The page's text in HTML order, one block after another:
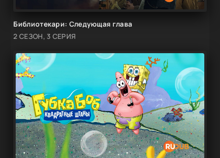
Библиотекари: Следующая глава
2 СЕЗОН, 3 СЕРИЯ